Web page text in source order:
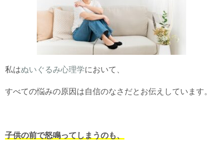
私はぬいぐるみ心理学において、
すべての悩みの原因は自信のなさだとお伝えしています。
子供の前で怒鳴ってしまうのも、